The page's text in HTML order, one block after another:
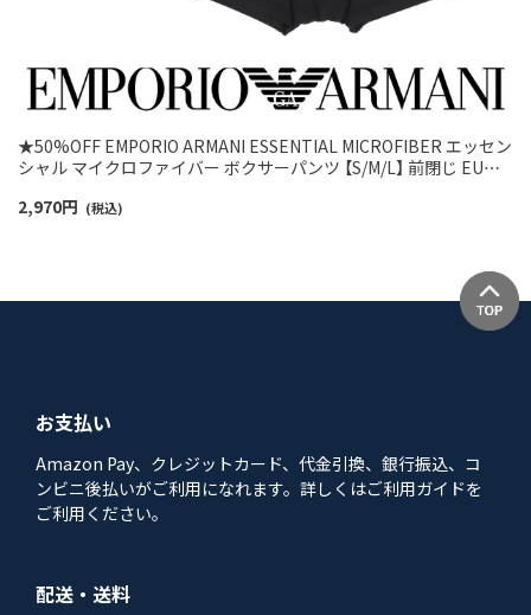
★50%OFF EMPORIO ARMANI ESSENTIAL MICROFIBER エッセン
シャル マイクロファイバー ボクサーパンツ 【S/M/L】 前閉じ EUサ
2,970円 (税込)
お支払い
Amazon Pay、クレジットカード、代金引換、銀行振込、コ
ンビニ後払いがご利用になれます。詳しくはご利用ガイドを
ご利用ください。
配送・送料